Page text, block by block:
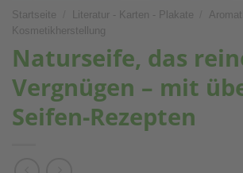
Startseite Literatur - Karten - Plakate
Kosmetikherstellung
Naturseife, das
Vergnügen – mit
Seifen-Rezepten